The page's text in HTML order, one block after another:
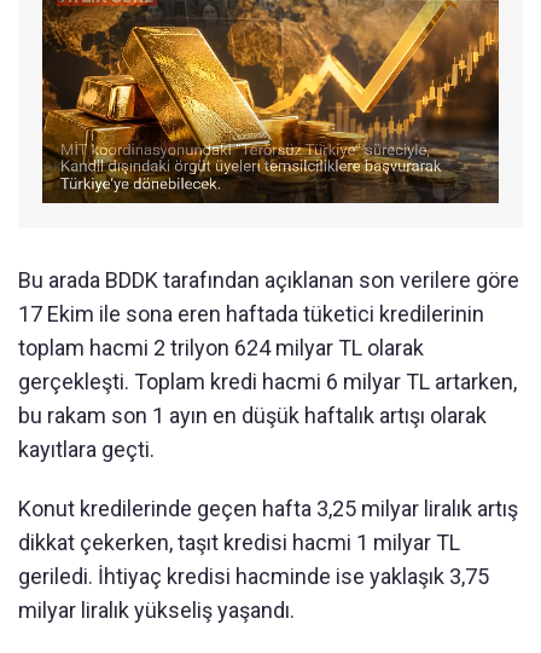
Bu arada BDDK tarafından açıklanan son verilere göre
17 Ekim ile sona eren haftada tüketici kredilerinin
toplam hacmi 2 trilyon 624 milyar TL olarak
gerçekleşti. Toplam kredi hacmi 6 milyar TL artarken,
bu rakam son 1 ayın en düşük haftalık artışı olarak
kayıtlara geçti.
Konut kredilerinde geçen hafta 3,25 milyar liralık artış
dikkat çekerken, taşıt kredisi hacmi 1 milyar TL
geriledi. İhtiyaç kredisi hacminde ise yaklaşık 3,75
milyar liralık yükseliş yaşandı.